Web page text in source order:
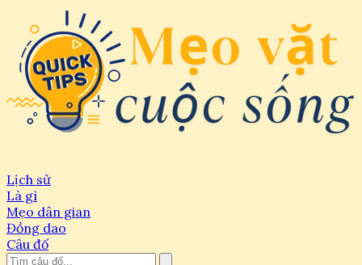
Lịch sử
Là gì
Mẹo dân gian
Đồng dao
Câu đố